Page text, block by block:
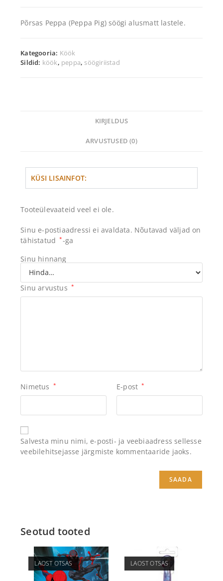
Põrsas Peppa (Peppa Pig) söögi alusmatt lastele.
Kategooria: Köök
Sildid: köök, peppa, söögiriistad
KIRJELDUS
ARVUSTUSED (0)
KÜSI LISAINFOT:
Tooteülevaateid veel ei ole.
Sinu e-postiaadressi ei avaldata. Nõutavad väljad on
tähistatud
*-ga
Sinu hinnang
Sinu arvustus *
Nimetus * E-post *
Salvesta minu nimi, e-posti- ja veebiaadress sellesse
veebilehitsejasse järgmiste kommentaaride jaoks.
Seotud tooted
LAOST OTSAS LAOST OTSAS